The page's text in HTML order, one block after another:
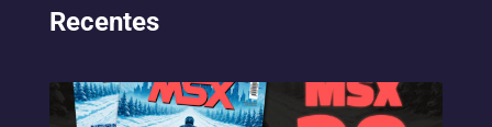
Recentes